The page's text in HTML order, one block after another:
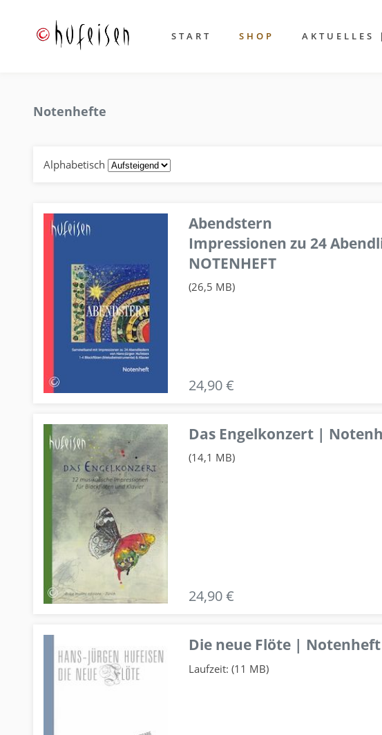
START SHOP AKTUELLES
Notenhefte
Alphabetisch
Abendstern
Impressionen zu 24
NOTENHEFT
(26,5 MB)
24,90 €
Das Engelkonzert |
(14,1 MB)
24,90 €
Die neue Flöte |
Laufzeit: (11 MB)